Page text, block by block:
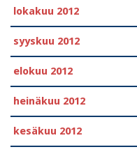
lokakuu 2012
syyskuu 2012
elokuu 2012
heinäkuu 2012
kesäkuu 2012